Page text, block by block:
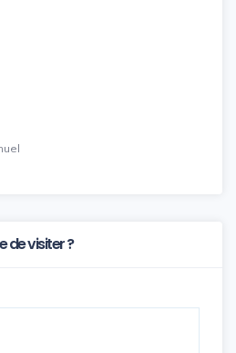
de visiter ?